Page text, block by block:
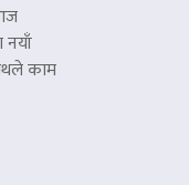
नयाँ
काम